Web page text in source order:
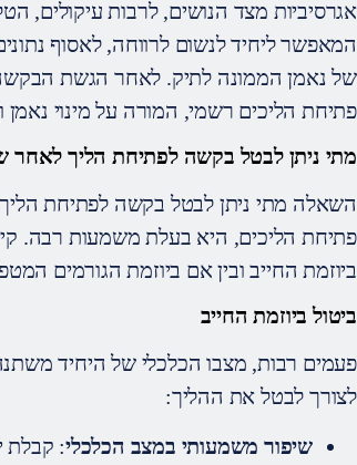
אגרסיביות מצד הנושים, לרבות עיקולים,
המאפשר ליחיד לנשום לרווחה, לאסוף
של נאמן הממונה לתיק. לאחר הגשת
פתיחת הליכים רשמי, המורה על מינוי נאמן
מתי ניתן לבטל בקשה לפתיחת הליך לאחר
השאלה מתי ניתן לבטל בקשה לפתיחת
פתיחת הליכים, היא בעלת משמעות רבה.
ביוזמת החייב ובין אם ביוזמת הגורמים
ביטול ביוזמת החייב
פעמים רבות, מצבו הכלכלי של היחיד משתנה
לצורך לבטל את ההליך:
שיפור משמעותי במצב הכלכלי: קבלת